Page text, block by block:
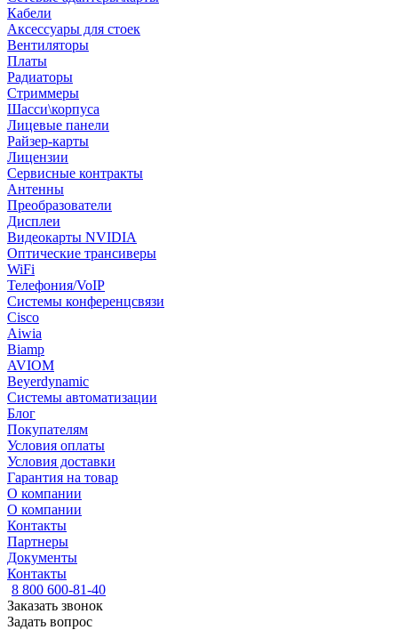
Кабели
Аксессуары для стоек
Вентиляторы
Платы
Радиаторы
Стриммеры
Шасси\корпуса
Лицевые панели
Райзер-карты
Лицензии
Сервисные контракты
Антенны
Преобразователи
Дисплеи
Видеокарты NVIDIA
Оптические трансиверы
WiFi
Телефония/VoIP
Системы конференцсвязи
Cisco
Aiwia
Biamp
AVIOM
Beyerdynamic
Системы автоматизации
Блог
Покупателям
Условия оплаты
Условия доставки
Гарантия на товар
О компании
О компании
Контакты
Партнеры
Документы
Контакты
8 800 600-81-40
Заказать звонок
Задать вопрос